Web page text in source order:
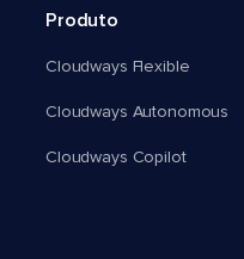
Produto
Cloudways Flexible
Cloudways Autonomous
Cloudways Copilot